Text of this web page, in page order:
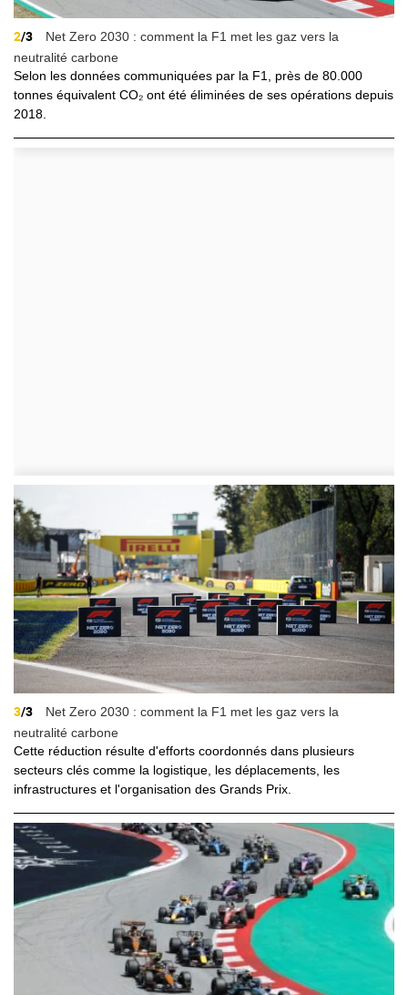
2/3
Net Zero 2030 : comment la F1 met les gaz vers la
neutralité carbone
Selon les données communiquées par la F1, près de 80.000
tonnes équivalent CO₂ ont été éliminées de ses opérations depuis
2018.
3/3
Net Zero 2030 : comment la F1 met les gaz vers la
neutralité carbone
Cette réduction résulte d'efforts coordonnés dans plusieurs
secteurs clés comme la logistique, les déplacements, les
infrastructures et l'organisation des Grands Prix.